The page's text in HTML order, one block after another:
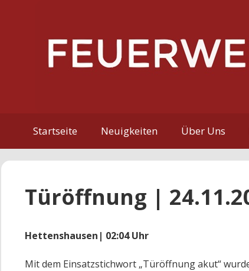
Startseite Neuigkeiten Über Uns
Türöffnung |
Hettenshausen| 02:04 Uhr
Mit dem Einsatzstichwort „Türöffnung akut“